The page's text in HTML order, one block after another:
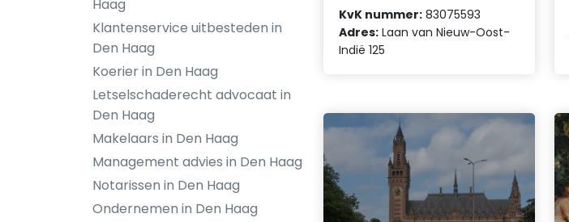
Haag
Klantenservice uitbesteden in
Den Haag
Koerier in Den Haag
Letselschaderecht advocaat in
Den Haag
Makelaars in Den Haag
Management advies in Den Haag
Notarissen in Den Haag
Ondernemen in Den Haag
KvK nummer: 83075593
Adres: Laan van Nieuw-Oost-
Indië 125